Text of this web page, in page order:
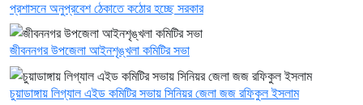
প্রশাসনে অনুপ্রবেশ ঠেকাতে কঠোর হচ্ছে সরকার
জীবননগর উপজেলা আইনশৃঙ্খলা কমিটির সভা
চুয়াডাঙ্গায় লিগ্যাল এইড কমিটির সভায় সিনিয়র জেলা জজ রফিকুল ইসলাম